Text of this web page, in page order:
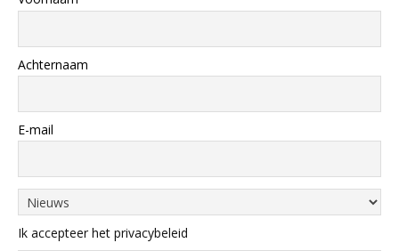
Achternaam
E-mail
Ik accepteer het privacybeleid